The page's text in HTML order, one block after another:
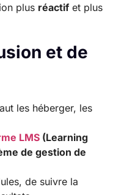
plus réactif et plus
et de
les héberger, les
LMS (Learning
de gestion de
de suivre la